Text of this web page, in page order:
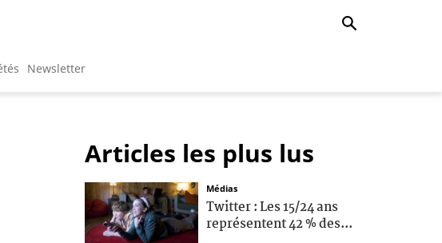
Newsletter
Articles les plus lus
Médias
Twitter : Les 15/24 ans
représentent 42 % des...